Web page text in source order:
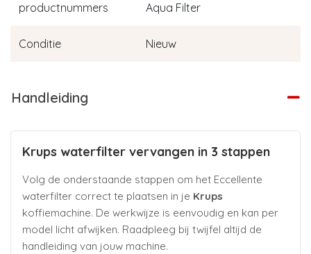
productnummers
Aqua Filter
Conditie Nieuw
Handleiding
Krups waterfilter vervangen in 3 stappen
Volg de onderstaande stappen om het Eccellente
waterfilter correct te plaatsen in je Krups
koffiemachine. De werkwijze is eenvoudig en kan per
model licht afwijken. Raadpleeg bij twijfel altijd de
handleiding van jouw machine.